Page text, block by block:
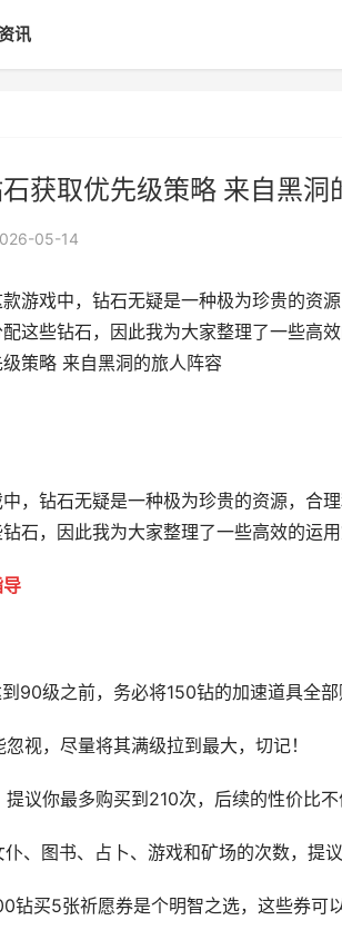
讯
获取优先级策略 来自黑洞
05-14
游戏中，钻石无疑是一种极为珍贵的资
这些钻石，因此我为大家整理了一些高
策略 来自黑洞的旅人阵容
，钻石无疑是一种极为珍贵的资源，合
石，因此我为大家整理了一些高效的运
90级之前，务必将150钻的加速道具全部
视，尽量将其满级拉到最大，切记！
议你最多购买到210次，后续的性价比不
、图书、占卜、游戏和矿场的次数，提
钻买5张祈愿券是个明智之选，这些券可